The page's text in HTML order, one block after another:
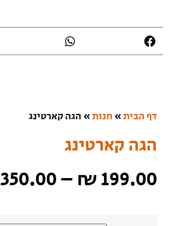
דף הבית»חנות»הגה קארטינג
הגה קארטינג
₪199.00
–
350.00